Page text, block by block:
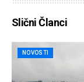
Slični Članci
NOVOSTI